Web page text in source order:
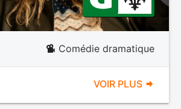
Comédie dramatique
VOIR PLUS